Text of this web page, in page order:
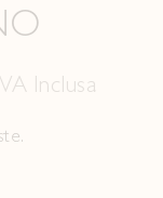
Inclusa